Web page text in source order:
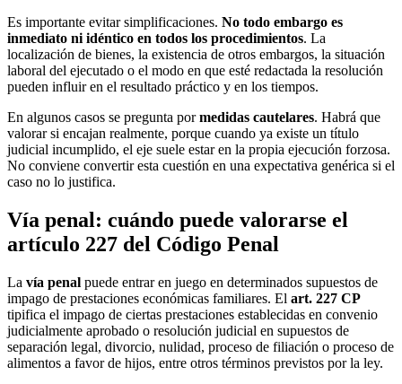
Es importante evitar simplificaciones. No todo embargo es
inmediato ni idéntico en todos los procedimientos. La
localización de bienes, la existencia de otros embargos, la situación
laboral del ejecutado o el modo en que esté redactada la resolución
pueden influir en el resultado práctico y en los tiempos.
En algunos casos se pregunta pormedidas cautelares. Habrá que
valorar si encajan realmente, porque cuando ya existe un título
judicial incumplido, el eje suele estar en la propia ejecución forzosa.
No conviene convertir esta cuestión en una expectativa genérica si el
caso no lo justifica.
Vía penal: cuándo puede valorarse el
artículo 227 del Código Penal
La vía penal puede entrar en juego en determinados supuestos de
impago de prestaciones económicas familiares. El art. 227 CP
tipifica el impago de ciertas prestaciones establecidas en convenio
judicialmente aprobado o resolución judicial en supuestos de
separación legal, divorcio, nulidad, proceso de filiación o proceso de
alimentos a favor de hijos, entre otros términos previstos por la ley.